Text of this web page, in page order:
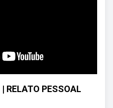
RELATO PESSOAL